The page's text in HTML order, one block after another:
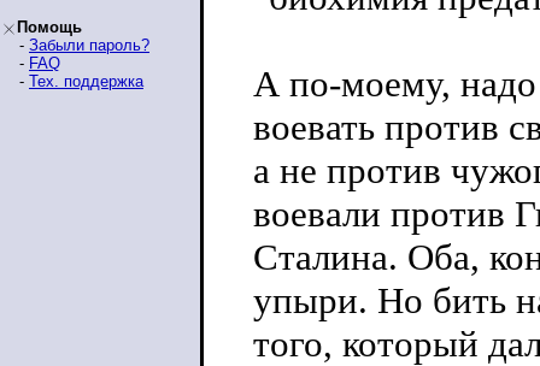
Помощь
- Забыли пароль?
- FAQ
- Тех. поддержка
А по-моему, надо
воевать против
а не против
воевали против
Сталина. Оба,
упыри. Но бить
того, который